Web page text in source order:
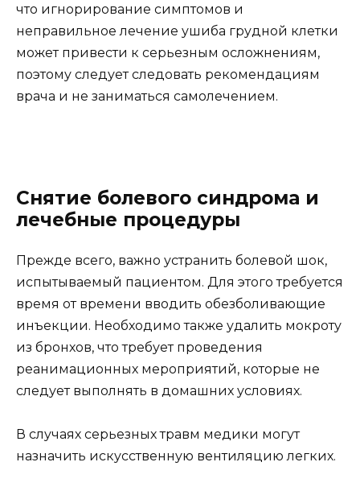
что игнорирование симптомов и
неправильное лечение ушиба грудной клетки
может привести к серьезным осложнениям,
поэтому следует следовать рекомендациям
врача и не заниматься самолечением.
Снятие болевого синдрома и
лечебные процедуры
Прежде всего, важно устранить болевой шок,
испытываемый пациентом. Для этого требуется
время от времени вводить обезболивающие
инъекции. Необходимо также удалить мокроту
из бронхов, что требует проведения
реанимационных мероприятий, которые не
следует выполнять в домашних условиях.
В случаях серьезных травм медики могут
назначить искусственную вентиляцию легких.